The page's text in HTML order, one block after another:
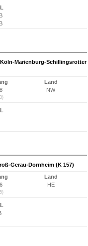
Marienburg-Schillingsrotter
Land
NW
Gerau-Dornheim (K 157)
Land
HE